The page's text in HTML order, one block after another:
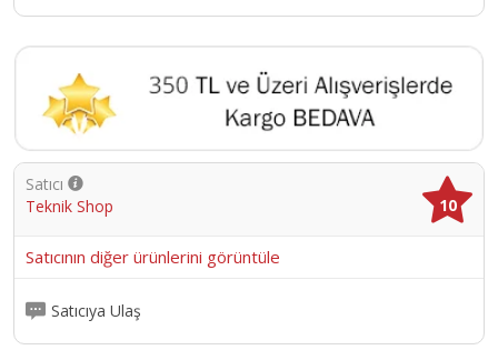
Satıcı
Teknik Shop
10
Satıcının diğer ürünlerini görüntüle
Satıcıya Ulaş